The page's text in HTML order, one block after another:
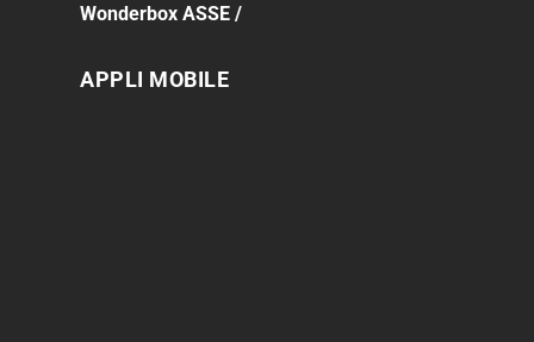
Wonderbox ASSE /
APPLI MOBILE